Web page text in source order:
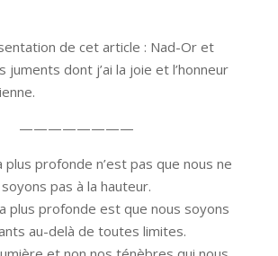
de cet article : Nad-Or et
juments dont j’ai la joie et l’honneur
————————
profonde n’est pas que nous ne
soyons pas à la hauteur.
plus profonde est que nous soyons
au-delà de toutes limites.